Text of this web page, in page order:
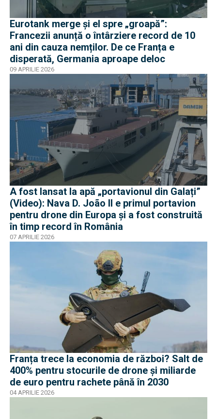
Eurotank merge și el spre „groapă”:
Francezii anunță o întârziere record de 10
ani din cauza nemților. De ce Franța e
disperată, Germania aproape deloc
09 APRILIE 2026
A fost lansat la apă „portavionul din Galați”
(Video): Nava D. João II e primul portavion
pentru drone din Europa și a fost construită
în timp record în România
07 APRILIE 2026
Franța trece la economia de război? Salt de
400% pentru stocurile de drone și miliarde
de euro pentru rachete până în 2030
04 APRILIE 2026